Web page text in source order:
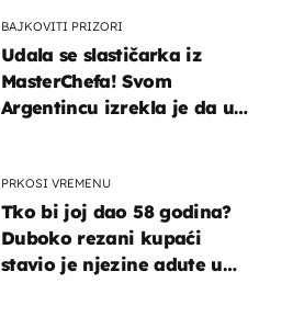
BAJKOVITI PRIZORI
Udala se slastičarka iz
MasterChefa! Svom
Argentincu izrekla je da u
PRKOSI VREMENU
Tko bi joj dao 58 godina?
Duboko rezani kupaći
stavio je njezine adute u